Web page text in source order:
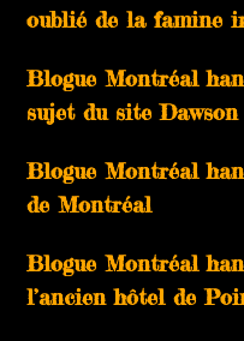
oublié de la famine
Blogue Montréal
sujet du site Dawson
Blogue Montréal
de Montréal
Blogue Montréal
l’ancien hôtel de